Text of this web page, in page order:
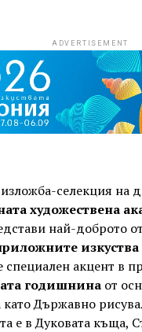
ADVERTISEMENT
селекция на
художествена
най-доброто от
специален акцент в
годишнинаот
като Държавно
е в Дуковата къща,